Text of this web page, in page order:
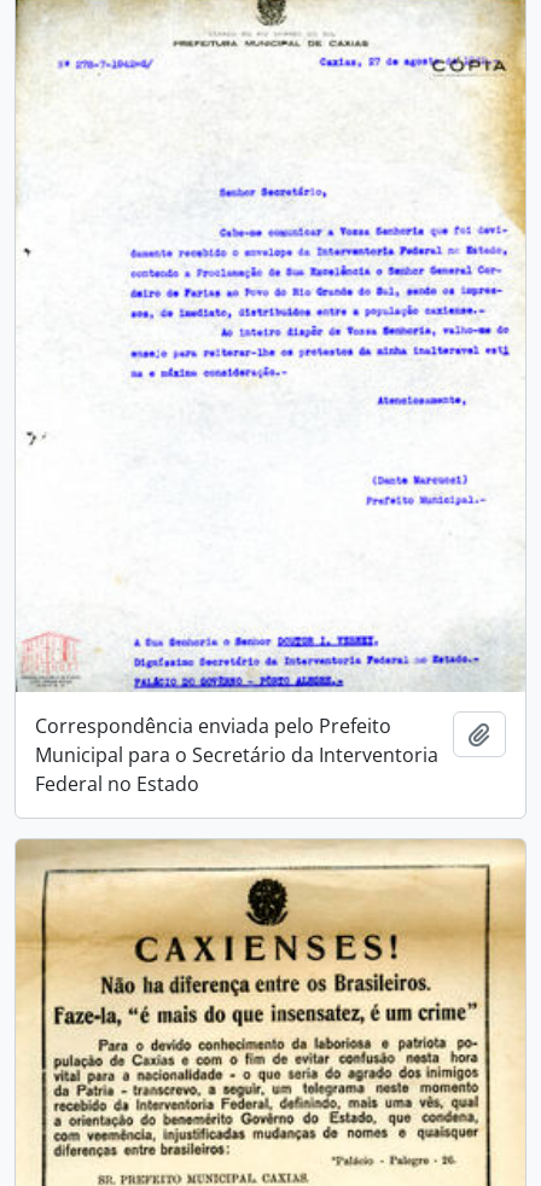
Correspondência enviada pelo Prefeito
Municipal para o Secretário da Interventoria
Federal no Estado